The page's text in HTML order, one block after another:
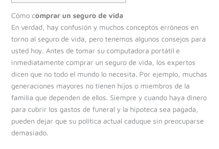
Cómo comprar un seguro de vida
En verdad, hay confusión y muchos conceptos erróneos en
torno al seguro de vida, pero tenemos algunos consejos para
usted hoy. Antes de tomar su computadora portátil e
inmediatamente comprar un seguro de vida, los expertos
dicen que no todo el mundo lo necesita. Por ejemplo, muchas
generaciones mayores no tienen hijos o miembros de la
familia que dependen de ellos. Siempre y cuando haya dinero
para cubrir los gastos de funeral y la hipoteca sea pagada,
pueden dejar que su política actual caduque sin preocuparse
demasiado.